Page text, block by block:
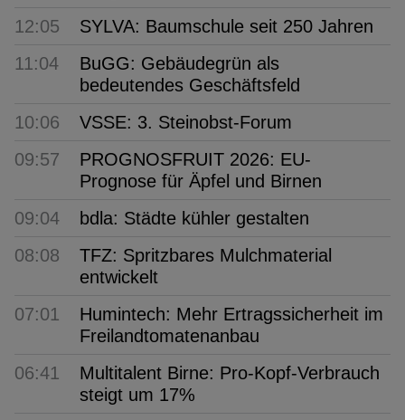
12:05
SYLVA: Baumschule seit 250 Jahren
11:04
BuGG: Gebäudegrün als
bedeutendes Geschäftsfeld
10:06
VSSE: 3. Steinobst-Forum
09:57
PROGNOSFRUIT 2026: EU-
Prognose für Äpfel und Birnen
09:04
bdla: Städte kühler gestalten
08:08
TFZ: Spritzbares Mulchmaterial
entwickelt
07:01
Humintech: Mehr Ertragssicherheit im
Freilandtomatenanbau
06:41
Multitalent Birne: Pro-Kopf-Verbrauch
steigt um 17%